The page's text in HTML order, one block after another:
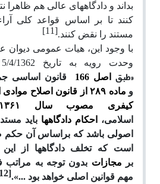
بداند و دادگاههای عالی هم ظاهرا
کنند تا بر اساس قواعد کلی
مستند را نقض کنند.[11]
با وجود این، هیات عمومی
وحدت رویه به تاریخ 5/4/1362 چنین آورده است:
«طبق اصل 166
قانون اساسی
و ماده ۲۸۹ از قانون اصلاح
کیفری مصوب سال
۱۳۶۱
اسلامی،
احکام دادگاهها باید
اصولی باشد که براساس آن
است که تخلف دادگاهها از
بر
مجازات بدون توجه به
مهم قوانین اصلی خواهد بود ...».